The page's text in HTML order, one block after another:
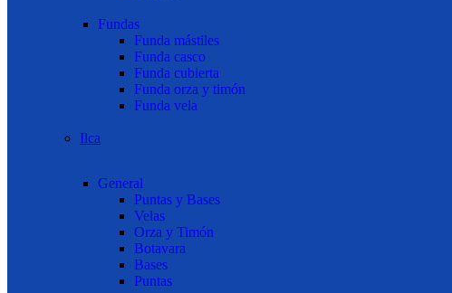
Fundas
Funda mástiles
Funda casco
Funda cubierta
Funda orza y timón
Funda vela
Ilca
General
Puntas y Bases
Velas
Orza y Timón
Botavara
Bases
Puntas